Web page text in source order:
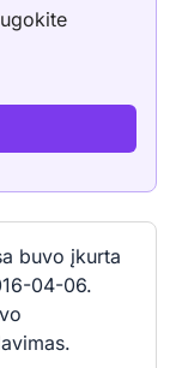
buvo įkurta
04-06.